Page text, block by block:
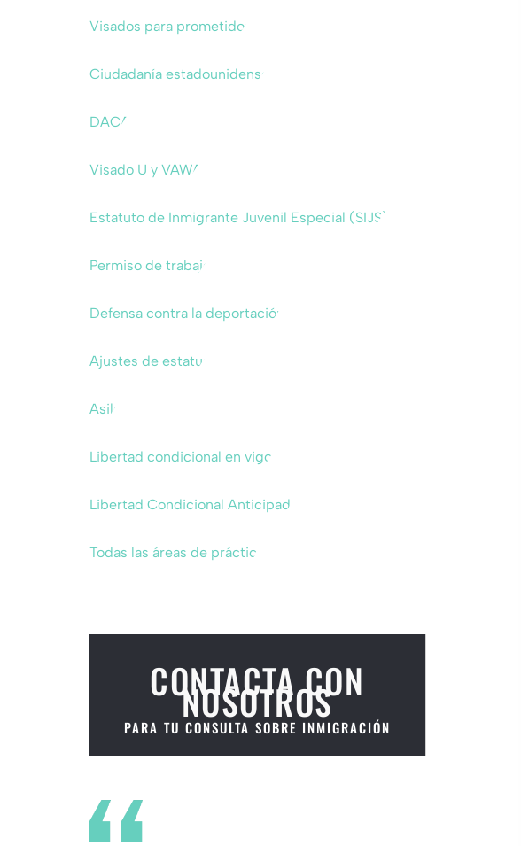
Visados para prometidos
Ciudadanía estadounidense
DACA
Visado U y VAWA
Estatuto de Inmigrante Juvenil Especial (SIJS)
Permiso de trabajo
Defensa contra la deportación
Ajustes de estatus
Asilo
Libertad condicional en vigor
Libertad Condicional Anticipada
Todas las áreas de práctica
CONTACTA CON
NOSOTROS
PARA TU CONSULTA SOBRE INMIGRACIÓN